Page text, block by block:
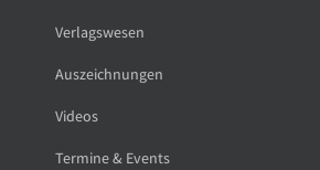
Verlagswesen
Auszeichnungen
Videos
Termine & Events